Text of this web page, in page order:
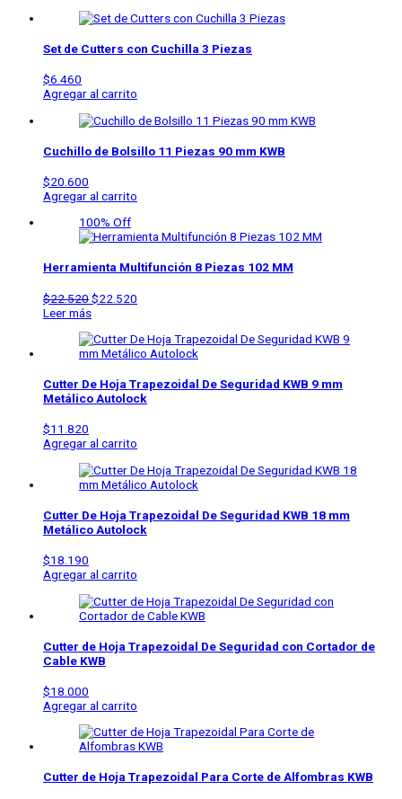
Set de Cutters con Cuchilla 3 Piezas
$6.460
Agregar al carrito
Cuchillo de Bolsillo 11 Piezas 90 mm KWB
$20.600
Agregar al carrito
100% Off
Herramienta Multifunción 8 Piezas 102 MM
$22.520$22.520
Leer más
Cutter De Hoja Trapezoidal De Seguridad KWB 9 mm
Metálico Autolock
$11.820
Agregar al carrito
Cutter De Hoja Trapezoidal De Seguridad KWB 18 mm
Metálico Autolock
$18.190
Agregar al carrito
Cutter de Hoja Trapezoidal De Seguridad con Cortador de
Cable KWB
$18.000
Agregar al carrito
Cutter de Hoja Trapezoidal Para Corte de Alfombras KWB